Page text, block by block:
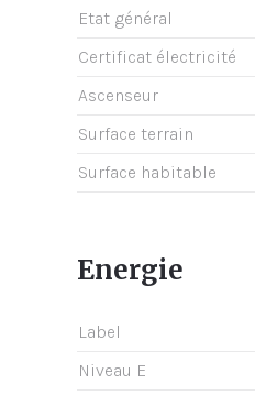
Etat général
Certificat électricité
Ascenseur
Surface terrain
Surface habitable
Energie
Label
Niveau E